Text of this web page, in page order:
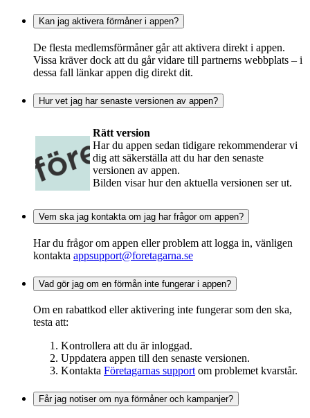
Kan jag aktivera förmåner i appen?
De flesta medlemsförmåner går att aktivera direkt i appen.
Vissa kräver dock att du går vidare till partnerns webbplats – i
dessa fall länkar appen dig direkt dit.
Hur vet jag har senaste versionen av appen?
Rätt version
Har du appen sedan tidigare rekommenderar vi
dig att säkerställa att du har den senaste
versionen av appen.
Bilden visar hur den aktuella versionen ser ut.
Vem ska jag kontakta om jag har frågor om appen?
Har du frågor om appen eller problem att logga in, vänligen
kontakta appsupport@foretagarna.se
Vad gör jag om en förmån inte fungerar i appen?
Om en rabattkod eller aktivering inte fungerar som den ska,
testa att:
Kontrollera att du är inloggad.
Uppdatera appen till den senaste versionen.
Kontakta Företagarnas supportom problemet kvarstår.
Får jag notiser om nya förmåner och kampanjer?